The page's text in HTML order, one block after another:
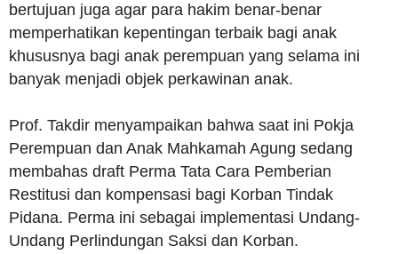
bertujuan juga agar para hakim benar-benar
memperhatikan kepentingan terbaik bagi anak
khususnya bagi anak perempuan yang selama ini
banyak menjadi objek perkawinan anak.
Prof. Takdir menyampaikan bahwa saat ini Pokja
Perempuan dan Anak Mahkamah Agung sedang
membahas draft Perma Tata Cara Pemberian
Restitusi dan kompensasi bagi Korban Tindak
Pidana. Perma ini sebagai implementasi Undang-
Undang Perlindungan Saksi dan Korban.